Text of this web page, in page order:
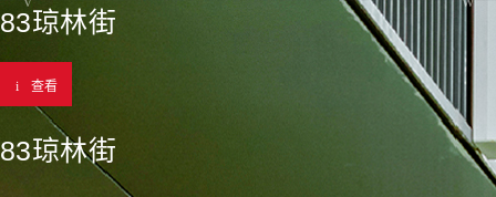
83琼林街
查看
83琼林街